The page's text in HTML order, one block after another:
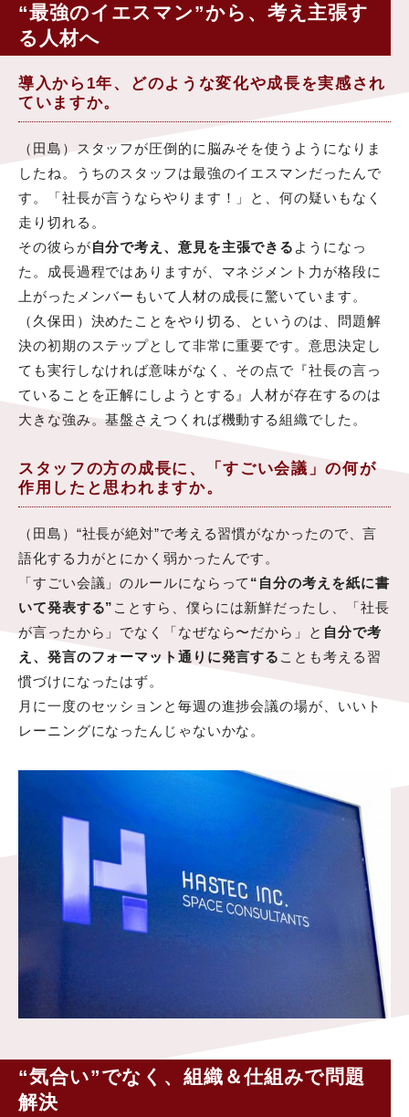
“最強のイエスマン”から、考え主張す
る人材へ
導入から1年、どのような変化や成長を実感され
ていますか。
（田島）スタッフが圧倒的に脳みそを使うようになりま
したね。うちのスタッフは最強のイエスマンだったんで
す。「社長が言うならやります！」と、何の疑いもなく
走り切れる。
その彼らが自分で考え、意見を主張できる ようになっ
た。成長過程ではありますが、マネジメント力が格段に
上がったメンバーもいて人材の成長に驚いています。
（久保田）決めたことをやり切る、というのは、問題解
決の初期のステップとして非常に重要です。意思決定し
ても実行しなければ意味がなく、その点で『社長の言っ
ていることを正解にしようとする』人材が存在するのは
大きな強み。基盤さえつくれば機動する組織でした。
スタッフの方の成長に、「すごい会議」の何が
作用したと思われますか。
（田島）“社長が絶対”で考える習慣がなかったので、言
語化する力がとにかく弱かったんです。
「すごい会議」のルールにならって “自分の考えを紙に書
いて発表する” ことすら、僕らには新鮮だったし、「社長
が言ったから」でなく「なぜなら〜だから」と 自分で考
え、発言のフォーマット通りに発言する ことも考える習
慣づけになったはず。
月に一度のセッションと毎週の進捗会議の場が、いいト
レーニングになったんじゃないかな。
“気合い”でなく、組織＆仕組みで問題
解決